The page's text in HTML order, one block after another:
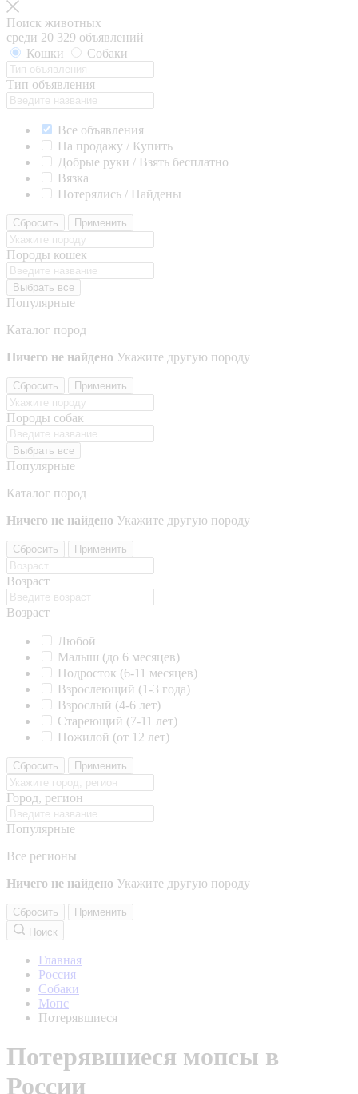
Поиск животных
среди 20 329 объявлений
Кошки
Собаки
Тип объявления
Все объявления
На продажу / Купить
Добрые руки / Взять бесплатно
Вязка
Потерялись / Найдены
Сбросить Применить
Породы кошек
Выбрать все
Популярные
Каталог пород
Ничего не найдено Укажите другую породу
Сбросить Применить
Породы собак
Выбрать все
Популярные
Каталог пород
Ничего не найдено Укажите другую породу
Сбросить Применить
Возраст
Возраст
Любой
Малыш (до 6 месяцев)
Подросток (6-11 месяцев)
Взрослеющий (1-3 года)
Взрослый (4-6 лет)
Стареющий (7-11 лет)
Пожилой (от 12 лет)
Сбросить Применить
Город, регион
Популярные
Все регионы
Ничего не найдено Укажите другую породу
Сбросить
Применить
Поиск
Главная
Россия
Собаки
Мопс
Потерявшиеся
Потерявшиеся мопсы в
России